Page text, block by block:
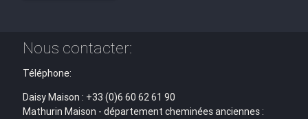
Nous contacter:
Téléphone:
Daisy Maison : +33 (0)6 60 62 61 90
Mathurin Maison - département cheminées anciennes :